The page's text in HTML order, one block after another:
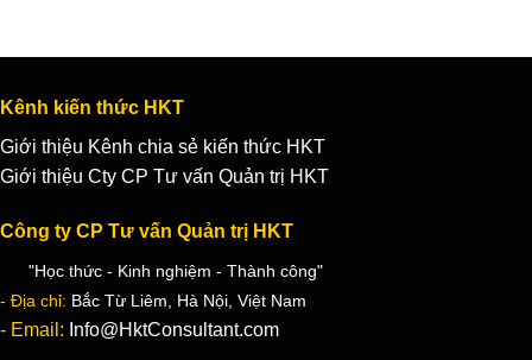
Kênh kiến thức HKT
Giới thiệu Kênh chia sẻ kiến thức HKT
Giới thiệu Cty CP Tư vấn Quản trị HKT
Công ty CP Tư vấn Quản trị HKT
"Học thức - Kinh nghiệm - Thành công"
- Địa chỉ: Bắc Từ Liêm, Hà Nội, Việt Nam
- Email: Info@HktConsultant.com